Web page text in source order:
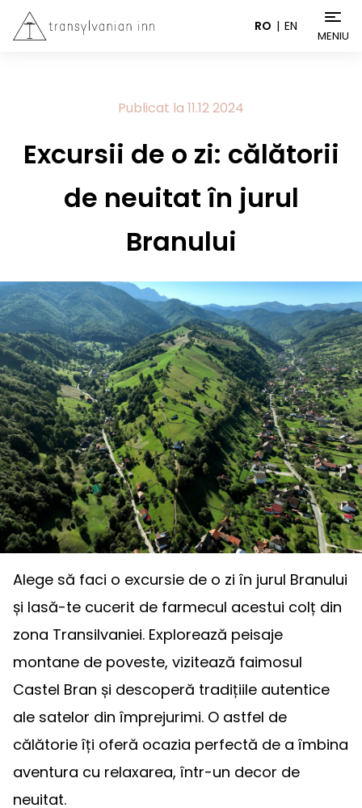
RO EN
MENIU
Publicat la 11.122024
Excursii de o zi: călătorii
de neuitat în jurul
Branului
Alege să faci o excursie de o zi în jurul Branului
și lasă-te cucerit de farmecul acestui colț din
zona Transilvaniei. Explorează peisaje
montane de poveste, vizitează faimosul
Castel Bran și descoperă tradițiile autentice
ale satelor din împrejurimi. O astfel de
călătorie îți oferă ocazia perfectă de a îmbina
aventura cu relaxarea, într-un decor de
neuitat.